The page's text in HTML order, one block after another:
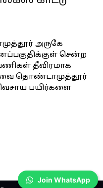
அருகே
சென்ற
தீவிரமாக
தொண்டாமுத்தூர்
பயிர்களை
Join WhatsApp